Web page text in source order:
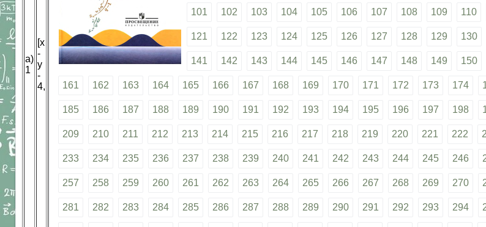
а)
1
[х
-
у
-
4,
101 102 103 104 105 106 107 108 109 110
121 122 123 124 125 126 127 128 129 130
141 142 143 144 145 146 147 148 149 150
161 162 163 164 165 166 167 168 169 170 171 172 173 174
185 186 187 188 189 190 191 192 193 194 195 196 197 198
209 210 211 212 213 214 215 216 217 218 219 220 221 222
233 234 235 236 237 238 239 240 241 242 243 244 245 246
257 258 259 260 261 262 263 264 265 266 267 268 269 270
281 282 283 284 285 286 287 288 289 290 291 292 293 294